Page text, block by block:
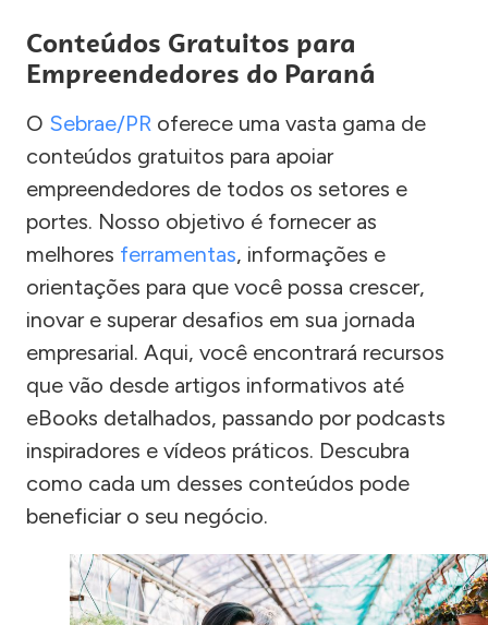
Conteúdos Gratuitos para
Empreendedores do Paraná
O Sebrae/PR oferece uma vasta gama de
conteúdos gratuitos para apoiar
empreendedores de todos os setores e
portes. Nosso objetivo é fornecer as
melhores ferramentas, informações e
orientações para que você possa crescer,
inovar e superar desafios em sua jornada
empresarial. Aqui, você encontrará recursos
que vão desde artigos informativos até
eBooks detalhados, passando por podcasts
inspiradores e vídeos práticos. Descubra
como cada um desses conteúdos pode
beneficiar o seu negócio.